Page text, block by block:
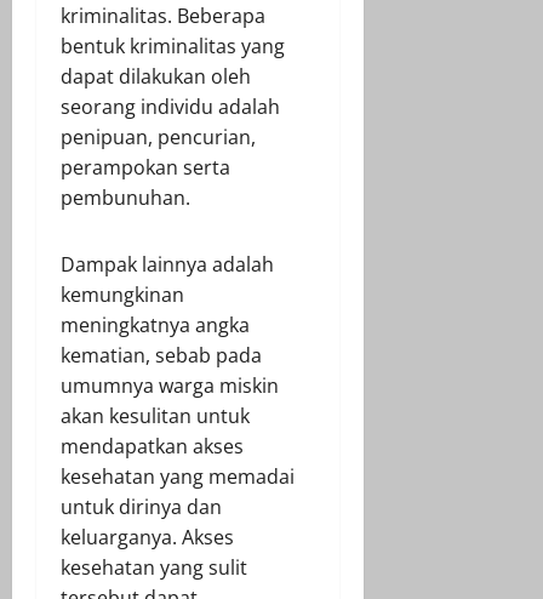
kriminalitas. Beberapa
bentuk kriminalitas yang
dapat dilakukan oleh
seorang individu adalah
penipuan, pencurian,
perampokan serta
pembunuhan.
Dampak lainnya adalah
kemungkinan
meningkatnya angka
kematian, sebab pada
umumnya warga miskin
akan kesulitan untuk
mendapatkan akses
kesehatan yang memadai
untuk dirinya dan
keluarganya. Akses
kesehatan yang sulit